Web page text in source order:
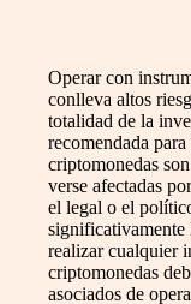
Operar con
conlleva altos
totalidad de la
recomendada
criptomonedas
verse afectadas
el legal o el
significativamente
realizar cualquier
criptomonedas
asociados de